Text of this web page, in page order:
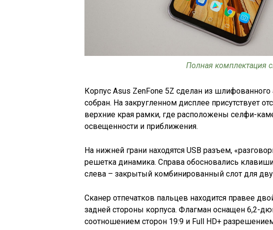
Полная комплектация
Корпус Asus ZenFone 5Z сделан из
собран. На закругленном дисплее присутствует
верхние края рамки, где расположены селфи-
освещенности и приближения.
На нижней грани находятся USB разъем,
решетка динамика. Справа обосновались
слева – закрытый комбинированный слот для
Сканер отпечатков пальцев находится правее
задней стороны корпуса. Флагман оснащен 6,2-
соотношением сторон 19:9 и Full HD+